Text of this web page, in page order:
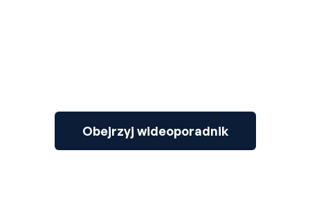
Obejrzyj wideoporadnik